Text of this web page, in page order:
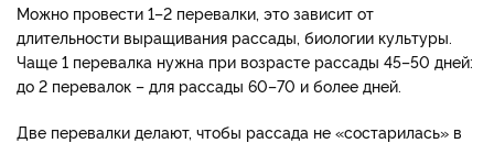
Можно провести 1–2 перевалки, это зависит от
длительности выращивания рассады, биологии культуры.
Чаще 1 перевалка нужна при возрасте рассады 45–50 дней:
до 2 перевалок – для рассады 60–70 и более дней.
Две перевалки делают, чтобы рассада не «состарилась» в